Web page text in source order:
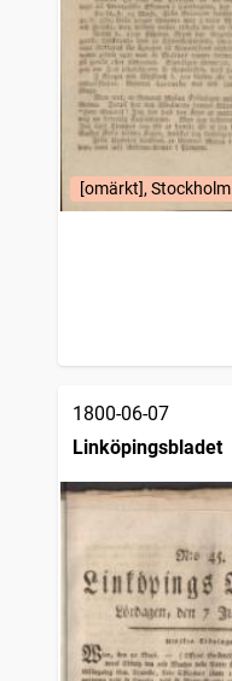
[omärkt], Stockholm
1800-06-07
Linköpingsbladet